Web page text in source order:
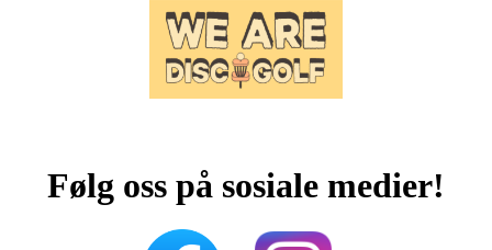
Følg oss på sosiale medier!